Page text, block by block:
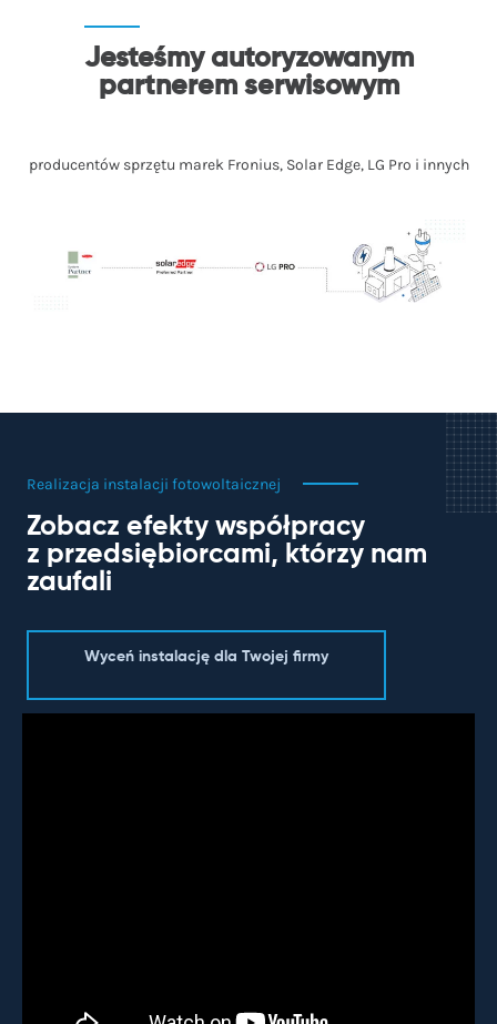
Jesteśmy autoryzowanym
partnerem serwisowym
producentów sprzętu marek Fronius, Solar Edge, LG Pro i innych
Realizacja instalacji fotowoltaicznej
Zobacz efekty współpracy
z przedsiębiorcami, którzy nam
zaufali
Wyceń instalację dla Twojej firmy